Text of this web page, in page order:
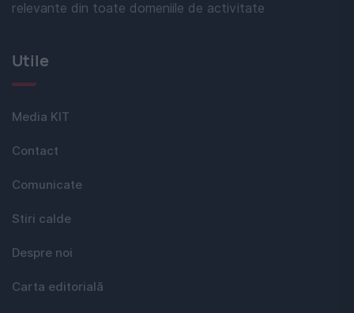
relevante din toate domeniile de activitate
Utile
Media KIT
Contact
Comunicate
Stiri calde
Despre noi
Carta editorială